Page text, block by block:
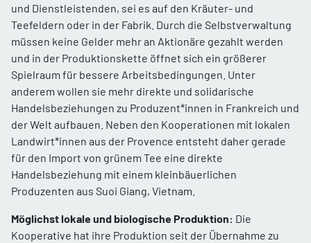
und Dienstleistenden, sei es auf den Kräuter- und
Teefeldern oder in der Fabrik. Durch die Selbstverwaltung
müssen keine Gelder mehr an Aktionäre gezahlt werden
und in der Produktionskette öffnet sich ein größerer
Spielraum für bessere Arbeitsbedingungen. Unter
anderem wollen sie mehr direkte und solidarische
Handelsbeziehungen zu Produzent*innen in Frankreich und
der Welt aufbauen. Neben den Kooperationen mit lokalen
Landwirt*innen aus der Provence entsteht daher gerade
für den Import von grünem Tee eine direkte
Handelsbeziehung mit einem kleinbäuerlichen
Produzenten aus Suoi Giang, Vietnam.
Möglichst lokale und biologische Produktion: Die
Kooperative hat ihre Produktion seit der Übernahme zu